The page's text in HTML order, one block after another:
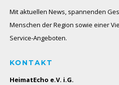
Mit aktuellen News, spannenden
Menschen der Region sowie einer
Service-Angeboten.
KONTAKT
HeimatEcho e.V. i.G.